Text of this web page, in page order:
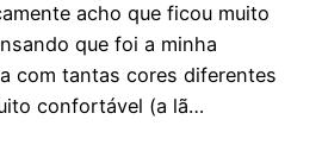
acho que ficou muito
que foi a minha
com tantas cores diferentes
confortável (a lã…